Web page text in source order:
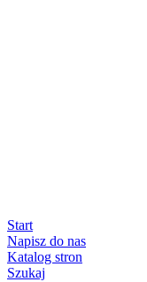
Start
Napisz do nas
Katalog stron
Szukaj